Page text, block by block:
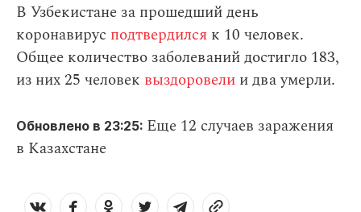
В Узбекистане за прошедший день
коронавирус подтвердился к 10 человек.
Общее количество заболеваний достигло 183,
из них 25 человек выздоровели и два умерли.
Обновлено в 23:25: Еще 12 случаев заражения
в Казахстане